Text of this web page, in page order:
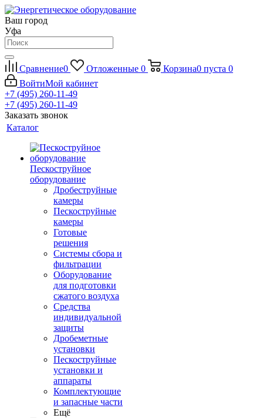
Ваш город
Уфа
Сравнение0 Отложенные 0 Корзина0 пуста 0
ВойтиМой кабинет
+7 (495) 260-11-49
+7 (495) 260-11-49
Заказать звонок
Каталог
Пескоструйное
оборудование
Дробеструйные
камеры
Пескоструйные
камеры
Готовые
решения
Системы сбора и
фильтрации
Оборудование
для подготовки
сжатого воздуха
Средства
индивидуальной
защиты
Дробеметные
установки
Пескоструйные
установки и
аппараты
Комплектующие
и запасные части
Ещё